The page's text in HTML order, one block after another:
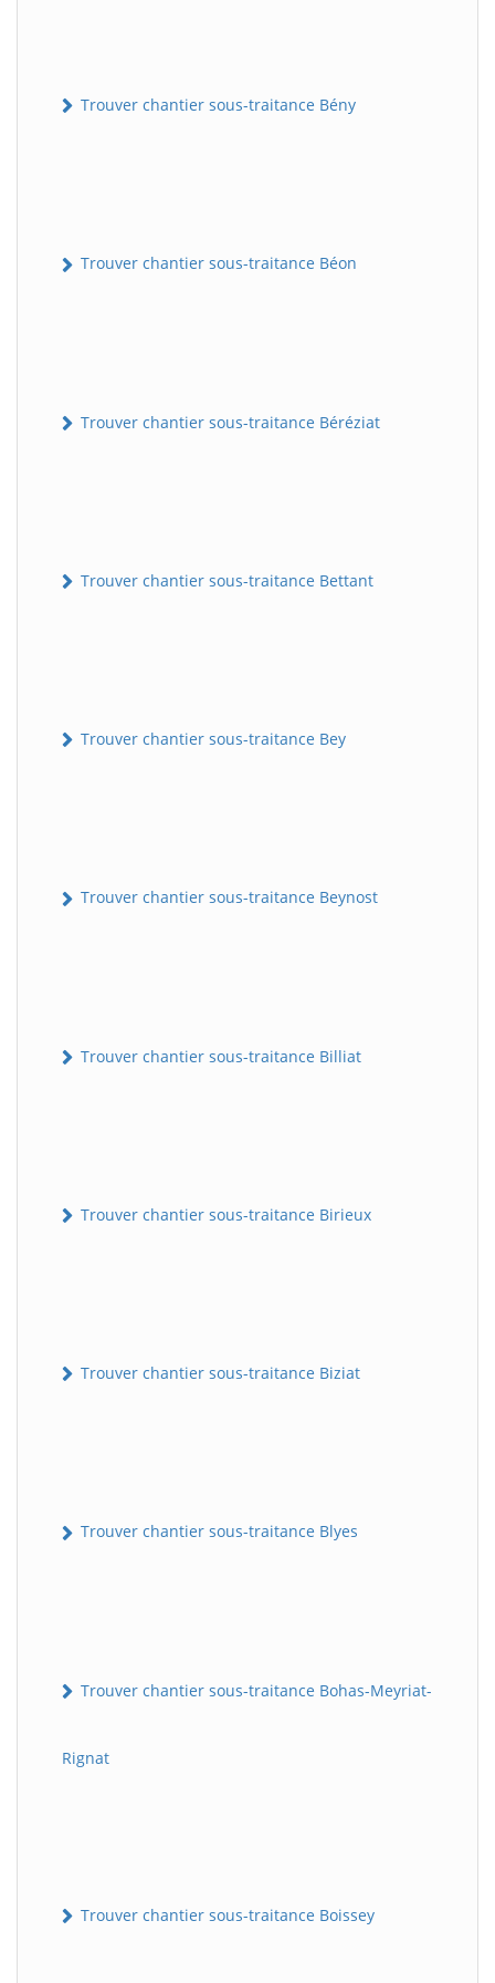
Trouver chantier sous-traitance Bény
Trouver chantier sous-traitance Béon
Trouver chantier sous-traitance Béréziat
Trouver chantier sous-traitance Bettant
Trouver chantier sous-traitance Bey
Trouver chantier sous-traitance Beynost
Trouver chantier sous-traitance Billiat
Trouver chantier sous-traitance Birieux
Trouver chantier sous-traitance Biziat
Trouver chantier sous-traitance Blyes
Trouver chantier sous-traitance Bohas-Meyriat-
Rignat
Trouver chantier sous-traitance Boissey